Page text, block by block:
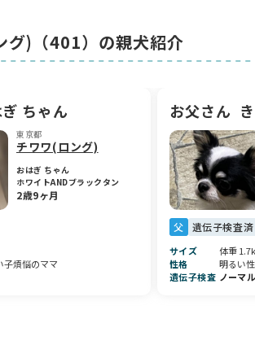
来てくださった方からのお問い合わせをお
画像などアップしていきますので お気に
くお願い致します🙇‍♀️
模にブリーディングしているためとても大
していた性格や外見に育っていくとは限り
わりのある方のお問い合わせはご遠慮くだ
グ)（401）の親犬紹介
ちゃん
東京都
チワワ(ロング)
おはぎ ちゃん
ホワイトANDブラックタン
2歳9ヶ月
子煩悩のママ
お父さん
父 遺伝子検査済
サイズ
体重
性格
明るい
遺伝子検査 ノーマ